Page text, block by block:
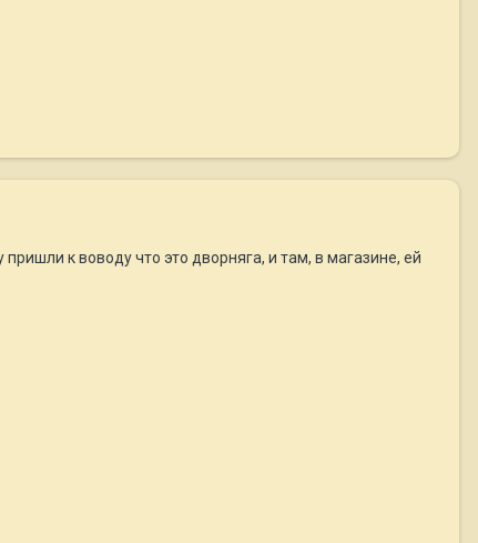
к воводу что это дворняга, и там, в магазине, ей